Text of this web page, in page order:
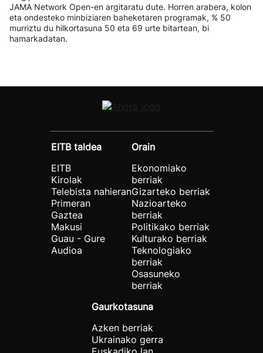
JAMA Network Open-en argitaratu dute. Horren arabera, kolon
eta ondesteko minbiziaren baheketaren programak, % 50
murriztu du hilkortasuna 50 eta 69 urte bitartean, bi
hamarkadatan.
EITB taldea
EITB
Kirolak
Telebista nahieran
Primeran
Gaztea
Makusi
Guau - Gure
Audioa
Orain
Ekonomiako
berriak
Gizarteko berriak
Nazioarteko
berriak
Politikako berriak
Kulturako berriak
Teknologiako
berriak
Osasuneko
berriak
Gaurkotasuna
Azken berriak
Ukrainako gerra